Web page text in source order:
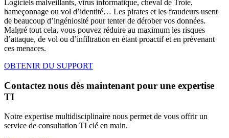
Logiciels malveillants, virus informatique, cheval de Troie,
hameçonnage ou vol d’identité… Les pirates et les fraudeurs usent
de beaucoup d’ingéniosité pour tenter de dérober vos données.
Malgré tout cela, vous pouvez réduire au maximum les risques
d’attaque, de vol ou d’infiltration en étant proactif et en prévenant
ces menaces.
OBTENIR DU SUPPORT
Contactez nous dès maintenant pour une expertise
TI
Notre expertise multidisciplinaire nous permet de vous offrir un
service de consultation TI clé en main.